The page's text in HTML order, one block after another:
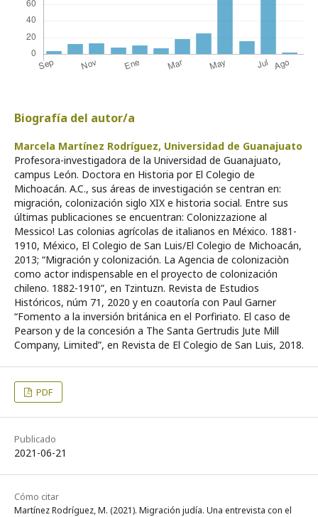
Biografía del autor/a
Marcela Martínez Rodríguez, Universidad de Guanajuato
Profesora-investigadora de la Universidad de Guanajuato,
campus León. Doctora en Historia por El Colegio de
Michoacán. A.C., sus áreas de investigación se centran en:
migración, colonización siglo XIX e historia social. Entre sus
últimas publicaciones se encuentran: Colonizzazione al
Messico! Las colonias agrícolas de italianos en México. 1881-
1910, México, El Colegio de San Luis/El Colegio de Michoacán,
2013; “Migración y colonización. La Agencia de colonizaciòn
como actor indispensable en el proyecto de colonización
chileno. 1882-1910”, en Tzintuzn. Revista de Estudios
Históricos, núm 71, 2020 y en coautoría con Paul Garner
“Fomento a la inversión británica en el Porfiriato. El caso de
Pearson y de la concesión a The Santa Gertrudis Jute Mill
Company, Limited”, en Revista de El Colegio de San Luis, 2018.
PDF
Publicado
2021-06-21
Cómo citar
Martínez Rodríguez, M. (2021). Migración judía. Una entrevista con el